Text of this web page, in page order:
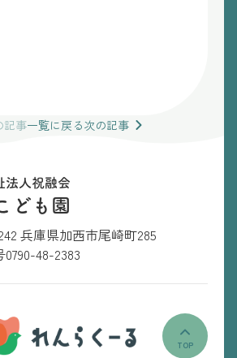
記事一覧に戻る次の記事
法人祝融会
ども園
兵庫県加西市尾崎町285
0790-48-2383
TOP